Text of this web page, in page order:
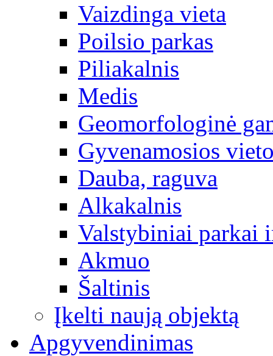
Vaizdinga vieta
Poilsio parkas
Piliakalnis
Medis
Geomorfologinė
Gyvenamosios
Dauba, raguva
Alkakalnis
Valstybiniai parkai
Akmuo
Šaltinis
Įkelti naują objektą
Apgyvendinimas